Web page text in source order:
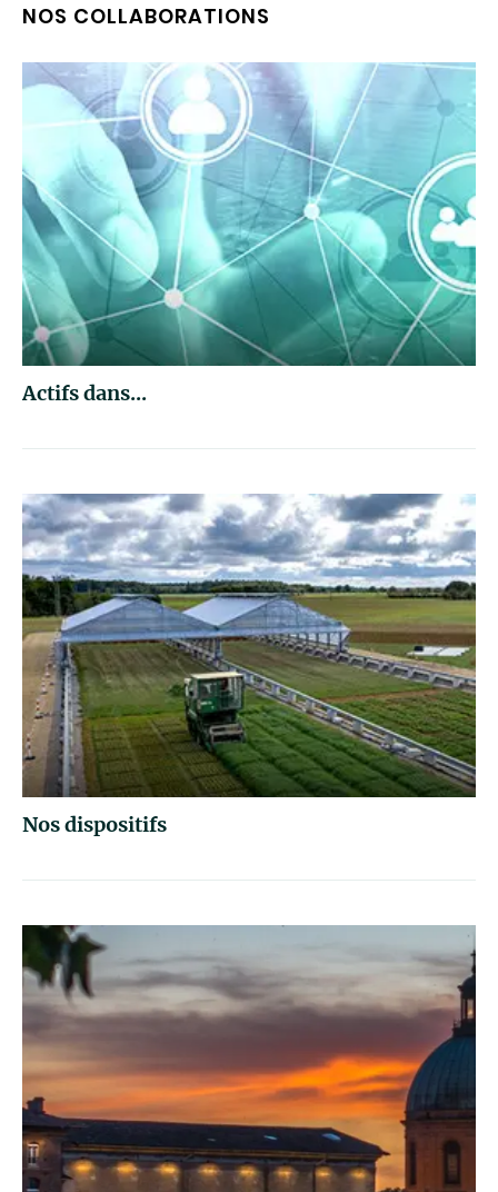
NOS COLLABORATIONS
Actifs dans...
Nos dispositifs